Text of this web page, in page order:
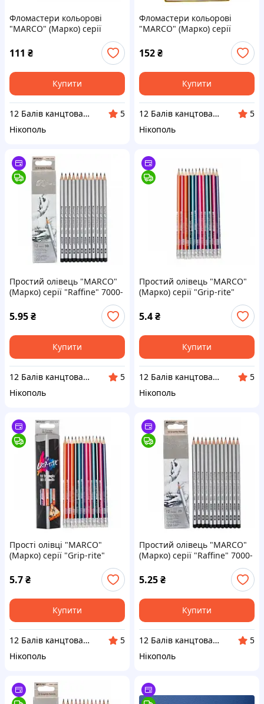
Фломастери кольорові
"MARCO" (Марко) серії
12CB, Набір 12 кольорів
111 ₴
Купити
12 Балів канцтовари оптом і в роздріб
5
Нікополь
Фломастери кольорові
"MARCO" (Марко) серії
1632-12CB, Набір 12
кольорів, товсті
152₴
Купити
12 Балів канцтовари оптом і в роздріб
5
Нікополь
Простий олівець "MARCO"
(Марко) серії "Raffine" 7000-
5.95₴
Купити
12 Балів канцтовари оптом і в роздріб
5
Нікополь
Простий олівець "MARCO"
(Марко) серії "Grip-rite"
5.4₴
Купити
12 Балів канцтовари оптом і в роздріб
5
Нікополь
Прості олівці "MARCO"
(Марко) серії "Grip-rite"
5.7₴
Купити
12 Балів канцтовари оптом і в роздріб
5
Нікополь
Простий олівець "MARCO"
(Марко) серії "Raffine" 7000-
5.25₴
Купити
12 Балів канцтовари оптом і в роздріб
5
Нікополь